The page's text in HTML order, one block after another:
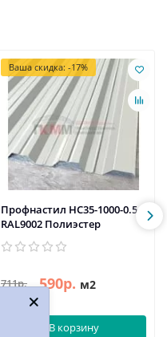
Ваша скидка: -17%
Профнастил НС35-1000-0.5
RAL9002 Полиэстер
711р. 590р. м2
В корзину